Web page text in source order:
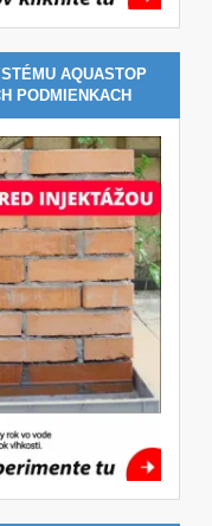
AQUASTOP
PODMIENKACH